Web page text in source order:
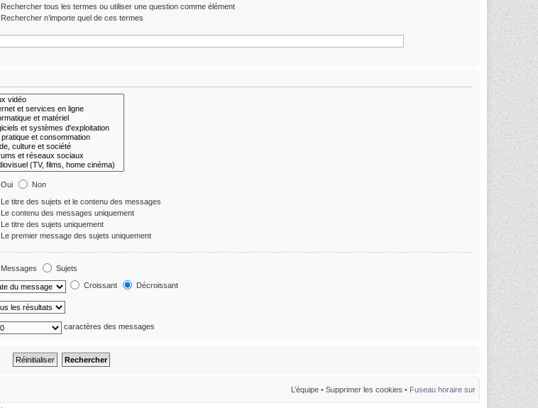
Rechercher tous les termes ou utiliser une question comme élément
Rechercher n’importe quel de ces termes
Oui
Non
Le titre des sujets et le contenu des messages
Le contenu des messages uniquement
Le titre des sujets uniquement
Le premier message des sujets uniquement
Messages
Sujets
Croissant Décroissant
caractères des messages
L’équipe • Supprimer les cookies • Fuseau horaire sur